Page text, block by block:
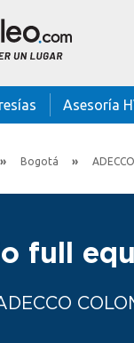
Asesoría
Bogotá
full